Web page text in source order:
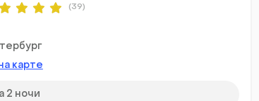
(39)
карте
2 ночи